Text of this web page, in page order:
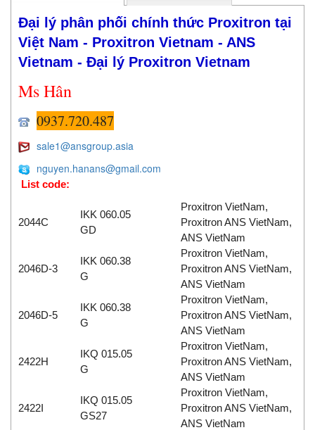
Đại lý phân phối chính thức Proxitron tại
Việt Nam - Proxitron Vietnam - ANS
Vietnam - Đại lý Proxitron Vietnam
Ms Hân
0937.720.487
sale1@ansgroup.asia
nguyen.hanans@gmail.com
List code:
2044C
IKK 060.05
GD
Proxitron VietNam,
Proxitron ANS VietNam,
ANS VietNam
2046D-3
IKK 060.38
G
Proxitron VietNam,
Proxitron ANS VietNam,
ANS VietNam
2046D-5
IKK 060.38
G
Proxitron VietNam,
Proxitron ANS VietNam,
ANS VietNam
2422H
IKQ 015.05
G
Proxitron VietNam,
Proxitron ANS VietNam,
ANS VietNam
2422I
IKQ 015.05
GS27
Proxitron VietNam,
Proxitron ANS VietNam,
ANS VietNam